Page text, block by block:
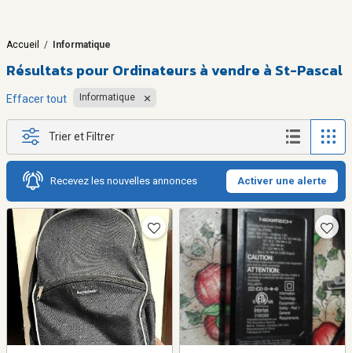
Accueil / Informatique
Résultats pour Ordinateurs à vendre à St-Pascal
Effacer tout Informatique
Trier et Filtrer
Recevez les nouvelles annonces Activer une alerte